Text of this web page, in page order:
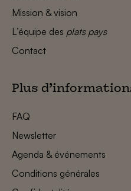
Mission & vision
L’équipe des plats pays
Contact
Plus
FAQ
Newsletter
Agenda & événements
Conditions générales